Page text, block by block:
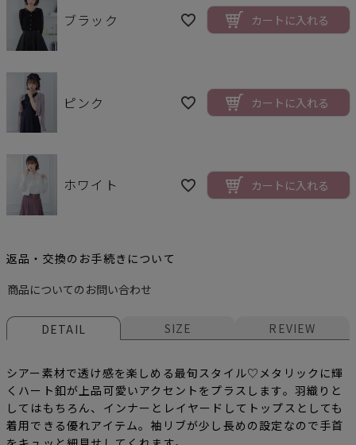
ブラック カートに入れる
ピンク カートに入れる
ホワイト カートに入れる
返品・交換のお手続きについて
商品についてのお問い合わせ
DETAIL SIZE REVIEW
シアー素材で透け感を楽しめる最旬スタイル♡メタリックに輝
くハート釦が上品可愛いアクセントをプラスします。羽織りと
してはもちろん、インナーとレイヤードしてトップスとしても
着用できる優れアイテム。袖リブが少し長めの設定なので手首